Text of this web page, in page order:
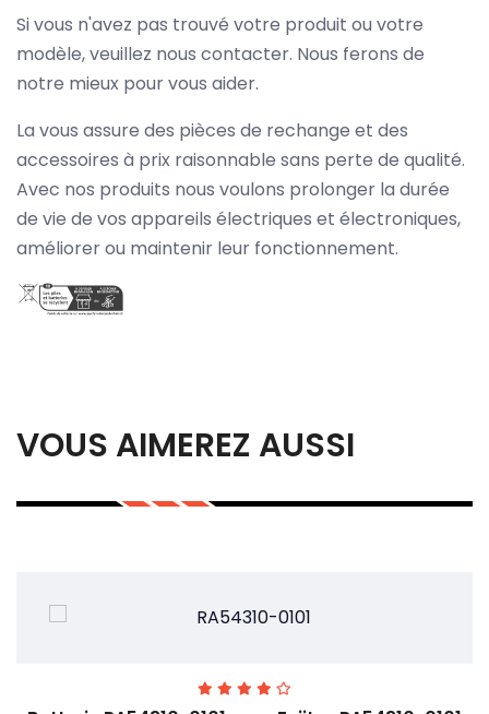
Si vous n'avez pas trouvé votre produit ou votre
modèle, veuillez nous contacter. Nous ferons de
notre mieux pour vous aider.
La vous assure des pièces de rechange et des
accessoires à prix raisonnable sans perte de qualité.
Avec nos produits nous voulons prolonger la durée
de vie de vos appareils électriques et électroniques,
améliorer ou maintenir leur fonctionnement.
VOUS AIMEREZ AUSSI